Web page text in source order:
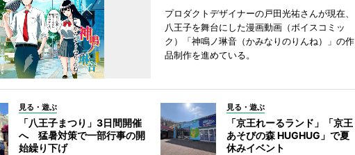
プロダクトデザイナーの戸田光祐さんが現在、
八王子を舞台にした漫画動画（ボイスコミッ
ク）「神鳴ノ琳音（かみなりのりんね）」の作
品制作を進めている。
見る・遊ぶ
「八王子まつり」3日間開催
へ 猛暑対策で一部行事の開
始繰り下げ
見る・遊ぶ
「京王れーるランド」「京王
あそびの森 HUGHUG」で夏
休みイベント